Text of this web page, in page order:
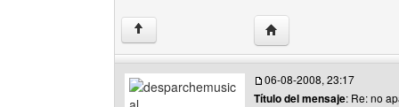
↑ Visitar sitio web del
06-08-2008, 23:17
Título del mensaje: Re: no